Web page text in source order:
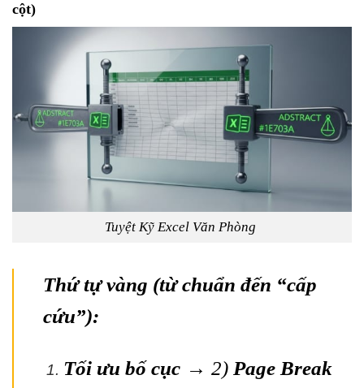
cột)
Tuyệt Kỹ Excel Văn Phòng
Thứ tự vàng (từ chuẩn đến “cấp
cứu”):
Tối ưu bố cục → 2) Page Break